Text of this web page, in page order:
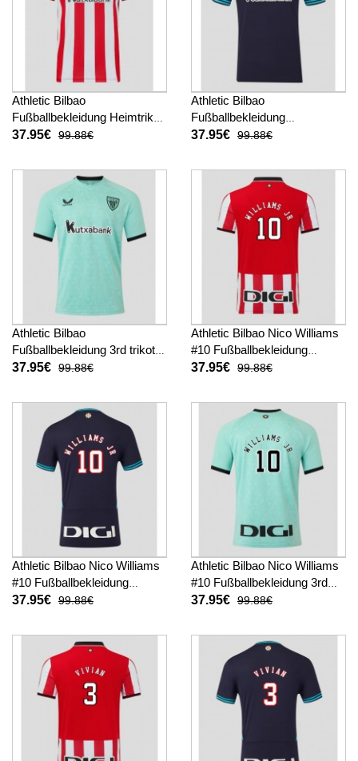
Athletic Bilbao
Fußballbekleidung Heimtrikot
2025-26 Kurzarm
37.95€ 99.88€
Athletic Bilbao
Fußballbekleidung
Auswärtstrikot 2025-26
37.95€ 99.88€
Athletic Bilbao
Fußballbekleidung 3rd trikot
2025-26 Kurzarm
37.95€ 99.88€
Athletic Bilbao Nico Williams
#10 Fußballbekleidung
Heimtrikot 2025-26 Kurzarm
37.95€ 99.88€
Athletic Bilbao Nico Williams
#10 Fußballbekleidung
Auswärtstrikot 2025-26
37.95€ 99.88€
Athletic Bilbao Nico Williams
#10 Fußballbekleidung 3rd
trikot 2025-26 Kurzarm
37.95€ 99.88€